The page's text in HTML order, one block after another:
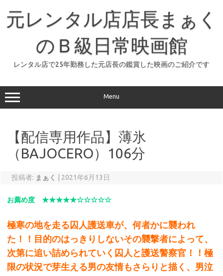
元レンタル店店長まぁく
のＢ級日常映画館
レンタル店で25年勤務した元店長の鑑賞した映画のご紹介です
Menu
【配信専用作品】薄氷
（BAJOCERO）106分
投稿者: まぁく 2021年6月13日
お薦め度 ★★★★★☆☆☆☆☆
極寒の地を走る囚人護送車が、何者かに襲われ
た！！目的のはっきりしないその襲撃者によって、
次第に追い詰められていく囚人と護送警察官！！極
限の状況で芽生える男の友情もさらりと描く、男泣